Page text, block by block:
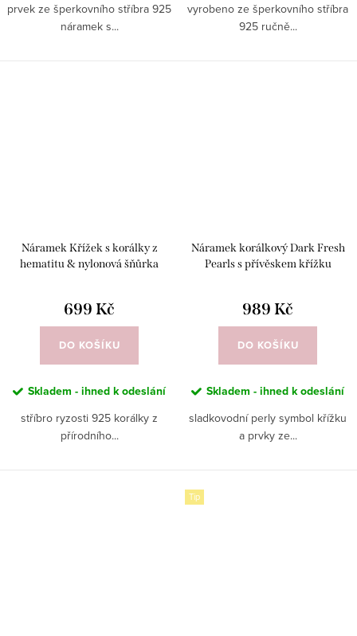
prvek ze šperkovního stříbra 925
náramek s...
vyrobeno ze šperkovního stříbra
925 ručně...
Náramek Křížek s korálky z
hematitu & nylonová šňůrka
699 Kč
DO KOŠÍKU
Skladem - ihned k odeslání
stříbro ryzosti 925 korálky z
přírodního...
Náramek korálkový Dark Fresh
Pearls s přívěskem křížku
989 Kč
DO KOŠÍKU
Skladem - ihned k odeslání
sladkovodní perly symbol křížku
a prvky ze...
Tip